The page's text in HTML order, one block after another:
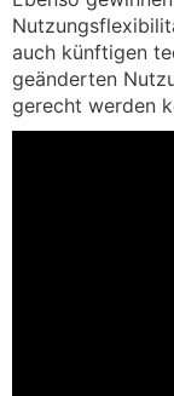
auch künftigen
geänderten
gerecht werden